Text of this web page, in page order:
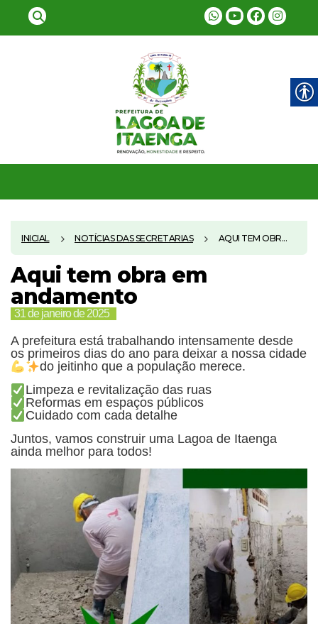
INICIAL NOTÍCIAS DAS SECRETARIAS AQUI TEM OBR...
Aqui tem obra em
andamento
31 de janeiro de 2025
A prefeitura está trabalhando intensamente desde
os primeiros dias do ano para deixar a nossa cidade
do jeitinho que a população merece.
Limpeza e revitalização das ruas
Reformas em espaços públicos
Cuidado com cada detalhe
Juntos, vamos construir uma Lagoa de Itaenga
ainda melhor para todos!